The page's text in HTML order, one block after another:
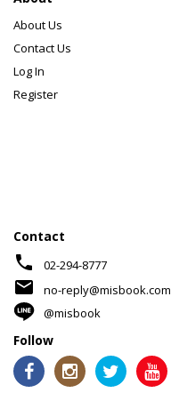
About Us
Contact Us
Log In
Register
Contact
phone 02-294-8777
mail
no-reply@misbook.com
@misbook
Follow